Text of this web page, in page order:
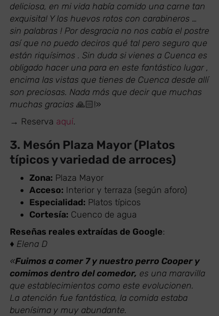
deliciosa, en mi vida había comido una carne tan
exquisita! Y los huevos rotos con carabineros …
sin palabras ! Por desgracia no nos cabía el postre
así que no puedo deciros qué tal pero seguro que
están riquísimos . Sin duda si vienes a Cuenca es
obligado hacer una para en este fantástico lugar ,
encima las vistas que tienes de Cuenca desde allí
son preciosas. Nada más que decir que muchas
muchas gracias 🙏🏻!»
→ Reserva aquí.
3. Mesón Plaza Mayor (Platos
típicos y variedad de arroces)
Zona: Plaza Mayor
Acceso: Interior y terraza (según aforo)
Especialidad: Platos típicos
Cortesía: Cuenco de agua
Reseñas reales extraídas de Google:
♦ Elena D
«Fuimos a comer 7 y nuestro perro Cooper y
comimos dentro del comedor, es una maravilla
que establecimientos como este evolucionen.
La atención fue fantástica, la comida estaba
buenísima y muy abundante.